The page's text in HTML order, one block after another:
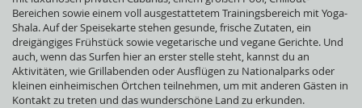
Bereichen sowie einem voll ausgestattetem Trainingsbereich mit Yoga-
Shala. Auf der Speisekarte stehen gesunde, frische Zutaten, ein
dreigängiges Frühstück sowie vegetarische und vegane Gerichte. Und
auch, wenn das Surfen hier an erster stelle steht, kannst du an
Aktivitäten, wie Grillabenden oder Ausflügen zu Nationalparks oder
kleinen einheimischen Örtchen teilnehmen, um mit anderen Gästen in
Kontakt zu treten und das wunderschöne Land zu erkunden.